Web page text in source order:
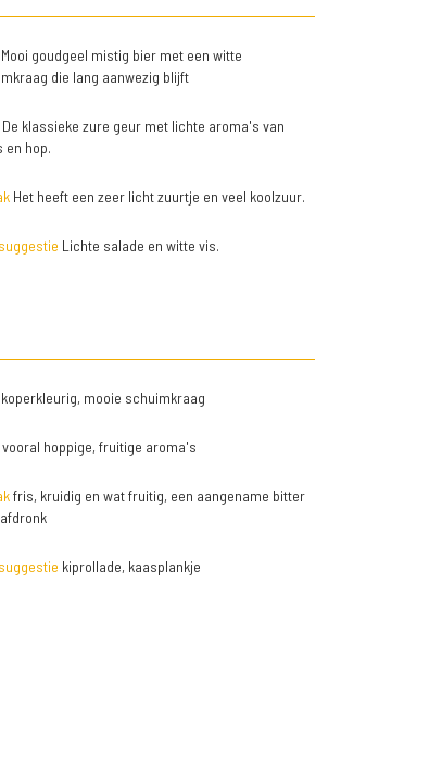
goudgeel mistig bier met een witte
die lang aanwezig blijft
De klassieke zure geur met lichte aroma's van
en hop.
Het heeft een zeer licht zuurtje en veel koolzuur.
Lichte salade en witte vis.
mooie schuimkraag
vooral hoppige, fruitige aroma's
fris, kruidig en wat fruitig, een aangename bitter
kiprollade, kaasplankje